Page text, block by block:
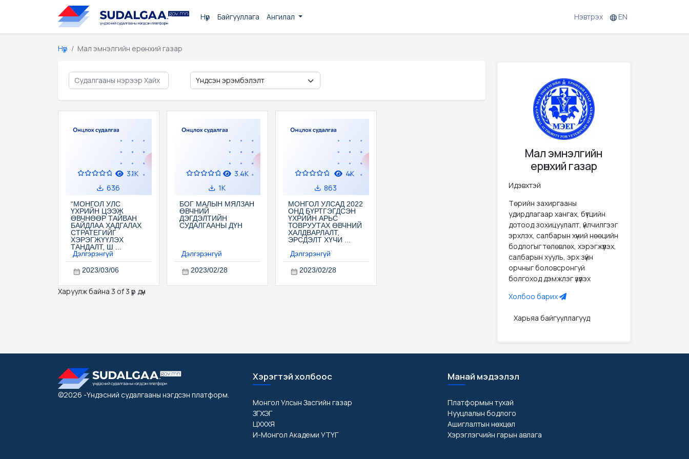
Нүүр Байгууллага Ангилал Нэвтрэх EN
Нүүр Мал эмнэлгийн ерөнхий газар
3.1K
636
“МОНГОЛ УЛС
ҮХРИЙН ЦЭЭЖ
ӨВЧНӨӨР ТАЙВАН
БАЙДЛАА ХАДГАЛАХ
СТРАТЕГИЙГ
ХЭРЭГЖҮҮЛЭХ
ТАНДАЛТ, Ш ...
Дэлгэрэнгүй
2023/03/06
3.4K
1K
БОГ МАЛЫН МЯЛЗАН
ӨВЧНИЙ
ДЭГДЭЛТИЙН
СУДАЛГААНЫ ДҮН
Дэлгэрэнгүй
2023/02/28
4K
863
МОНГОЛ УЛСАД 2022
ОНД БҮРТГЭГДСЭН
ҮХРИЙН АРЬС
ТОВРУУТАХ ӨВЧНИЙ
ХАЛДВАРЛАЛТ,
ЭРСДЭЛТ ХҮЧИ ...
Дэлгэрэнгүй
2023/02/28
Харуулж байна 3 of 3 үр дүн
Мал эмнэлгийн
ерөнхий газар
Идэвхтэй
Төрийн захиргааны
удирдлагаар хангах, бүтцийн
дотоод зохицуулалт, үйлчилгээг
эрхлэх, салбарын хүний нөөцийн
бодлогыг төлөвлөх, хэрэгжүүлэх,
салбарын хууль, эрх зүйн
орчныг боловсронгуй
болгоход дэмжлэг үзүүлэх
Холбоо барих
Харьяа байгууллагууд
©2026 -Үндэсний судалгааны нэгдсэн платформ.
Хэрэгтэй холбоос
Монгол Улсын Засгийн газар
ЗГХЭГ
ЦХХХЯ
И-Монгол Академи УТҮГ
Манай мэдээлэл
Платформын тухай
Нууцлалын бодлого
Ашиглалтын нөхцөл
Хэрэглэгчийн гарын авлага